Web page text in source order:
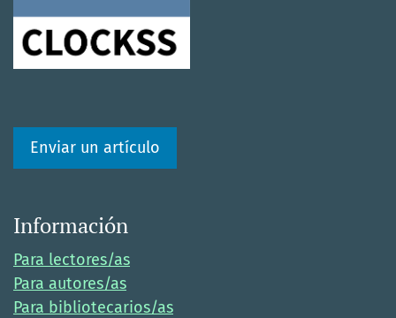
Enviar un artículo
Información
Para lectores/as
Para autores/as
Para bibliotecarios/as